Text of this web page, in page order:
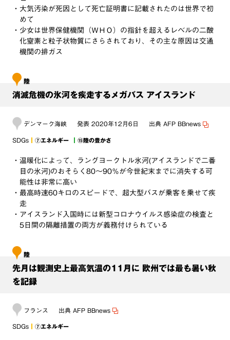
・大気汚染が死因として死亡証明書に記載されたのは世界で初
めて
・少女は世界保健機関（ＷＨＯ）の指針を超えるレベルの二酸
化窒素と粒子状物質にさらされており、その主な原因は交通
機関の排ガス
消滅危機の氷河を疾走するメガバス アイスランド
陸
デンマーク海峡 発表 2020年12月6日 出典 AFP BBnews
SDGs ⑦エネルギー ⑮陸の豊かさ
・温暖化によって、ラングヨークトル氷河(アイスランドで二番
目の氷河)のおそらく80～90％が今世紀末までに消失する可
能性は非常に高い
・最高時速60キロのスピードで、超大型バスが乗客を乗せて疾
走
・アイスランド入国時には新型コロナウイルス感染症の検査と
5日間の隔離措置の両方が義務付けられている
先月は観測史上最高気温の11月に 欧州では最も暑い秋
を記録
陸
フランス 出典 AFP BBnews
SDGs ⑦エネルギー